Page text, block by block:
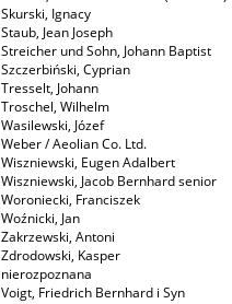
Skurski, Ignacy
Staub, Jean Joseph
Streicher und Sohn, Johann Baptist
Szczerbiński, Cyprian
Tresselt, Johann
Troschel, Wilhelm
Wasilewski, Józef
Weber / Aeolian Co. Ltd.
Wiszniewski, Eugen Adalbert
Wiszniewski, Jacob Bernhard senior
Woroniecki, Franciszek
Woźnicki, Jan
Zakrzewski, Antoni
Zdrodowski, Kasper
nierozpoznana
Voigt, Friedrich Bernhard i Syn